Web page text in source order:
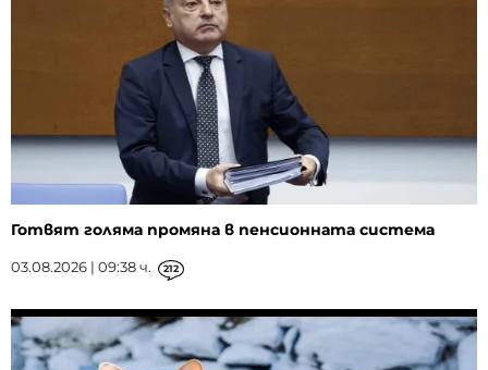
Готвят голяма промяна в пенсионната система
03.08.2026 | 09:38 ч. 212